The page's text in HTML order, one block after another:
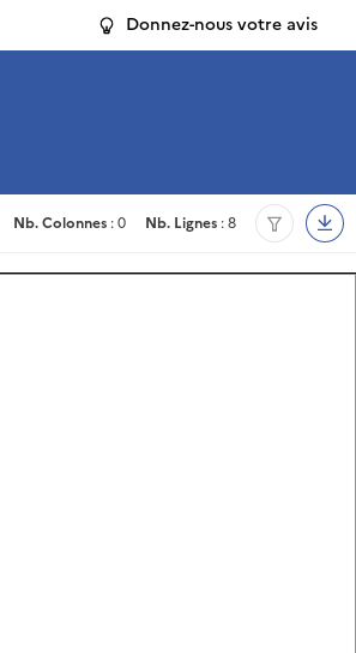
Donnez-nous votre avis
Nb. Colonnes : 0 Nb. Lignes : 8